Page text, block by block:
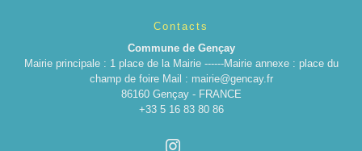
Contacts
Commune de Gençay
Mairie principale : 1 place de la Mairie ------Mairie annexe : place du
champ de foire Mail : mairie@gencay.fr
86160 Gençay - FRANCE
+33 5 16 83 80 86